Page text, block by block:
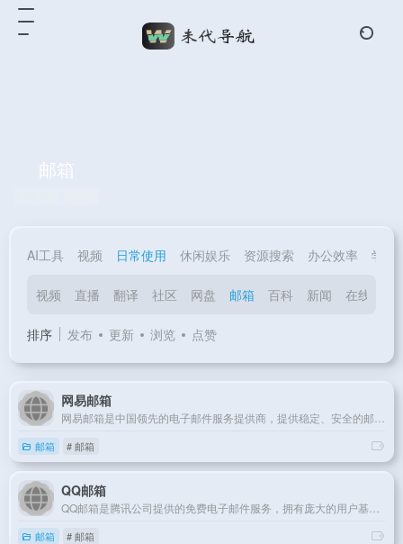
邮箱
AI工具 视频 日常使用 休闲娱乐 资源搜索 办公效率 学习
视频 直播 翻译 社区 网盘 邮箱 百科 新闻 在线传输
排序 发布 更新 浏览 点赞
网易邮箱
邮箱 # 邮箱
QQ邮箱
邮箱 # 邮箱